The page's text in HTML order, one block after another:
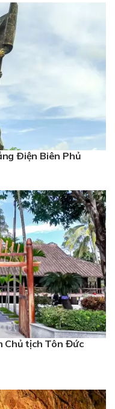
Ðiện Biên Phủ
Chủ tịch Tôn Đức